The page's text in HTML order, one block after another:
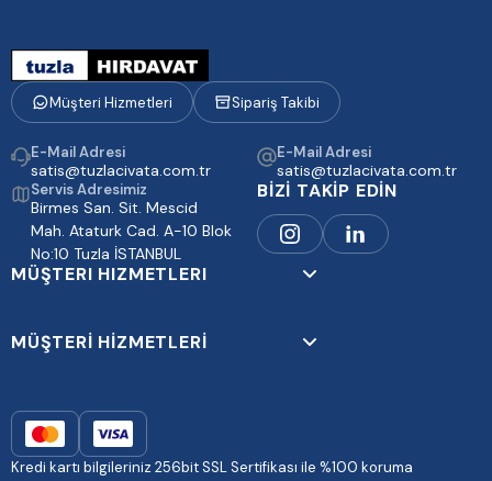
Müşteri Hizmetleri Sipariş Takibi
E-Mail Adresi
satis@tuzlacivata.com.tr
E-Mail Adresi
satis@tuzlacivata.com.tr
Servis Adresimiz
Birmes San. Sit. Mescid
Mah. Ataturk Cad. A-10 Blok
No:10 Tuzla İSTANBUL
BİZİ TAKİP EDİN
MÜŞTERI HIZMETLERI
MÜŞTERİ HİZMETLERİ
Kredi kartı bilgileriniz 256bit SSL Sertifikası ile %100 koruma